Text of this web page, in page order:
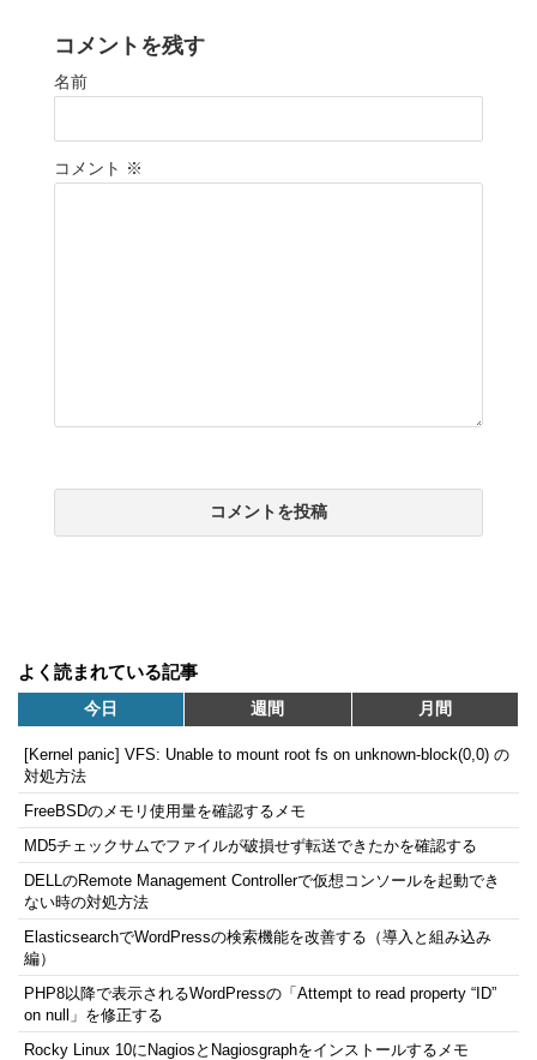
コメントを残す
名前
コメント ※
よく読まれている記事
今日 週間 月間
[Kernel panic] VFS: Unable to mount root fs on unknown-block(0,0) の
対処方法
FreeBSDのメモリ使用量を確認するメモ
MD5チェックサムでファイルが破損せず転送できたかを確認する
DELLのRemote Management Controllerで仮想コンソールを起動でき
ない時の対処方法
ElasticsearchでWordPressの検索機能を改善する（導入と組み込み
編）
PHP8以降で表示されるWordPressの「Attempt to read property “ID”
on null」を修正する
Rocky Linux 10にNagiosとNagiosgraphをインストールするメモ